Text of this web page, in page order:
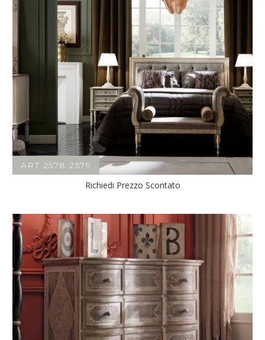
ART 2578 2579
Richiedi Prezzo Scontato